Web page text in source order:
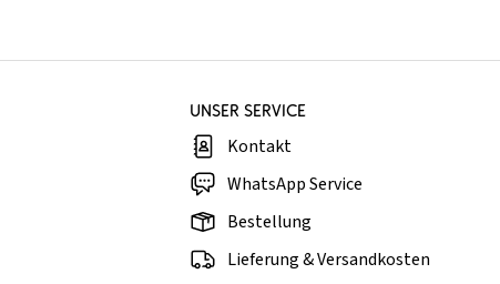
UNSER SERVICE
Kontakt
WhatsApp Service
Bestellung
Lieferung & Versandkosten